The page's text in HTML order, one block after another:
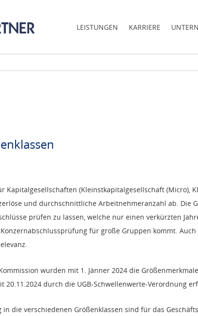
LEISTUNGEN KARRIERE
Kapitalgesellschaften (Kleinstkapitalgesellschaft (Micro),
und durchschnittliche Arbeitnehmeranzahl ab. Die
prüfen zu lassen, welche nur einen verkürzten
für große Gruppen kommt.
wurden mit 1. Jänner 2024 die
durch die UGB-Schwellenwerte-Verordnung
die verschiedenen Größenklassen sind für das